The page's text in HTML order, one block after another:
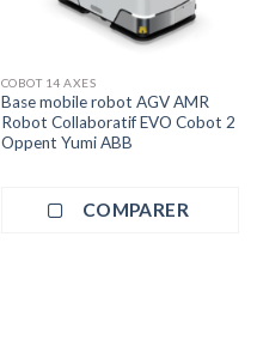
COBOT 14 AXES
Base mobile robot AGV AMR
Robot Collaboratif EVO Cobot 2
Oppent Yumi ABB
COMPARER